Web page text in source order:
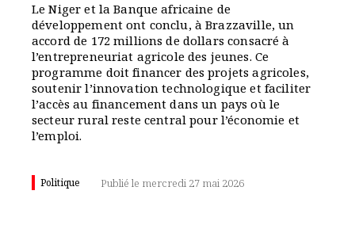
Le Niger et la Banque africaine de
développement ont conclu, à Brazzaville, un
accord de 172 millions de dollars consacré à
l’entrepreneuriat agricole des jeunes. Ce
programme doit financer des projets agricoles,
soutenir l’innovation technologique et faciliter
l’accès au financement dans un pays où le
secteur rural reste central pour l’économie et
l’emploi.
Politique Publié le mercredi 27 mai 2026